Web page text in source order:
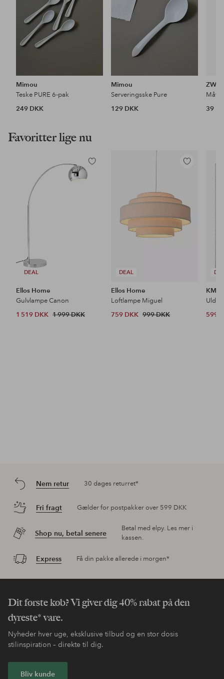
Mimou
Teske PURE 6-pak
249 DKK
Mimou
Serveringsske Pure
129 DKK
39
Favoritter lige nu
DEAL
Tilføj
til
Ellos Home
Gulvlampe Canon
1 519 DKK 1 999 DKK
DEAL
Tilføj
Ellos Home
Loftlampe Miguel
759 DKK 999 DKK
KM
599
Nem retur 30 dages returret*
Fri fragt Gælder for postpakker over 599 DKK
Shop nu, betal senere
Betal med elpy. Les mer i
kassen.
Express Få din pakke allerede i morgen*
Dit første køb? Vi giver dig 40% rabat på den
dyreste* vare.
Nyheder hver uge, eksklusive tilbud og en stor dosis
stilinspiration – direkte til dig.
Bliv kunde